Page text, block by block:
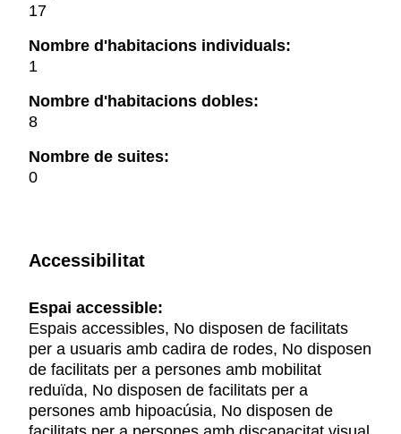
17
Nombre d'habitacions individuals:
1
Nombre d'habitacions dobles:
8
Nombre de suites:
0
Accessibilitat
Espai accessible:
Espais accessibles, No disposen de facilitats
per a usuaris amb cadira de rodes, No disposen
de facilitats per a persones amb mobilitat
reduïda, No disposen de facilitats per a
persones amb hipoacúsia, No disposen de